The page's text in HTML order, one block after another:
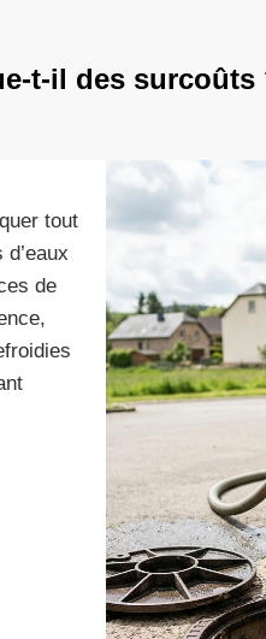
t-il des surcoûts
tout
de